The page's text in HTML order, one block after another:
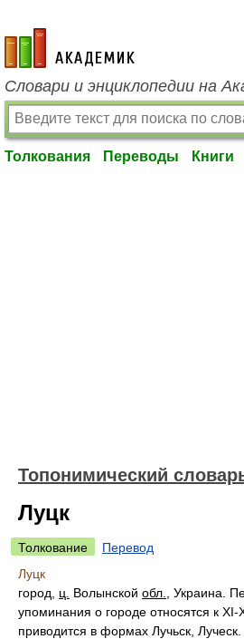
academic.ru
Словари и энциклопедии на
Толкования Переводы Книги
Топонимический
Луцк
Толкование
Перевод
Луцк
город, ц. Волынской обл.
, Украина.
упоминания о городе относятся к XI-
приводится в формах Лучьск,